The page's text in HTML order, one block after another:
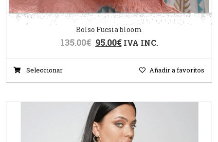
Bolso Fucsia bloom
135.00€ 95.00€ IVA INC.
Seleccionar Añadir a favoritos